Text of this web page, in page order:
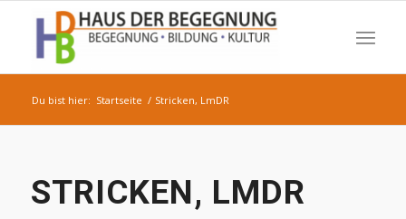
Du bist hier: Startseite / Stricken, LmDR
STRICKEN, LMDR